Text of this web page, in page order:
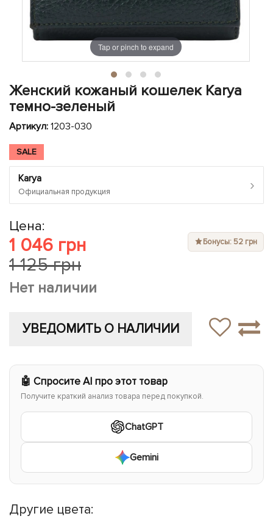
Показать все
Показать все
ЧЕХЛЫ ДЛЯ НОУТБУКОВ
Показать все
Tap or pinch to expand
Женский кожаный кошелек Karya
темно-зеленый
Артикул: 1203-030
SALE
Karya
Официальная продукция ›
Цена:
1 046 грн
1 125 грн
Бонусы: 52 грн
Нет наличии
УВЕДОМИТЬ О НАЛИЧИИ
🤖 Спросите AI про этот товар
Получите краткий анализ товара перед покупкой.
ChatGPT
Gemini
Другие цвета: